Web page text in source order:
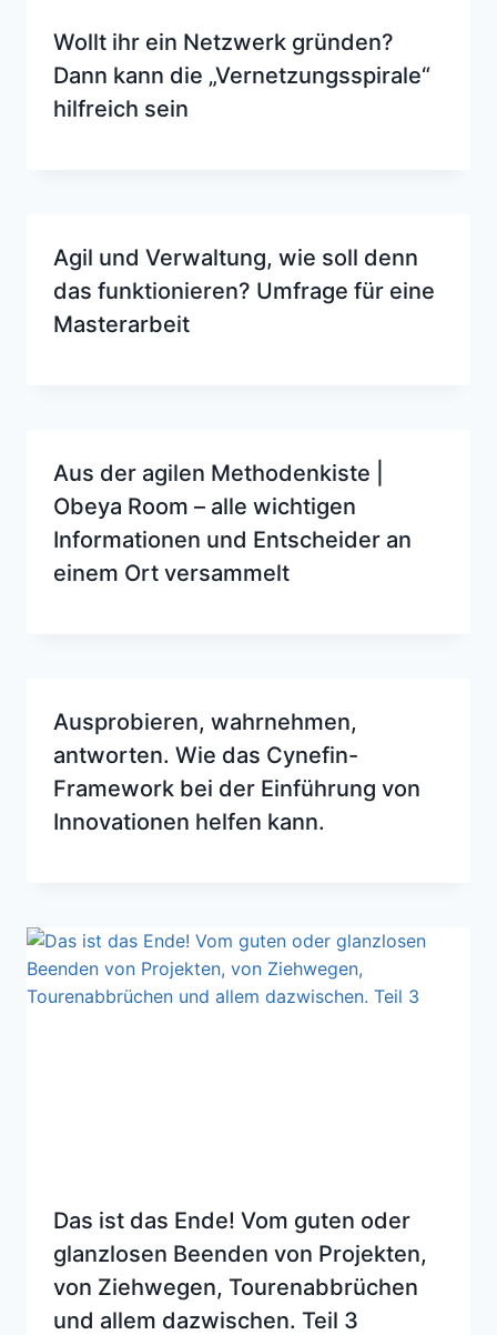
Wollt ihr ein Netzwerk gründen?
Dann kann die „Vernetzungsspirale“
hilfreich sein
Agil und Verwaltung, wie soll denn
das funktionieren? Umfrage für eine
Masterarbeit
Aus der agilen Methodenkiste |
Obeya Room – alle wichtigen
Informationen und Entscheider an
einem Ort versammelt
Ausprobieren, wahrnehmen,
antworten. Wie das Cynefin-
Framework bei der Einführung von
Innovationen helfen kann.
Das ist das Ende! Vom guten oder
glanzlosen Beenden von Projekten,
von Ziehwegen, Tourenabbrüchen
und allem dazwischen. Teil 3